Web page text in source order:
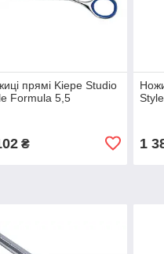
прямі Kiepe Studio
Formula 5,5
₴ 1